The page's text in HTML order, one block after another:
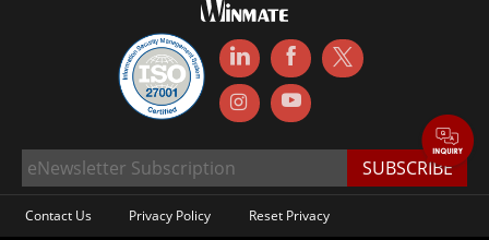
Contact Us Privacy Policy Reset Privacy